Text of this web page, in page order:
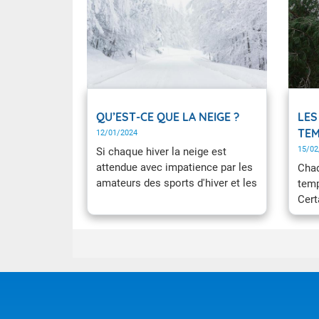
QU’EST-CE QUE LA NEIGE ?
12/01/2024
Si chaque hiver la neige est
attendue avec impatience par les
amateurs des sports d'hiver et les
plutôt redoutée en plaine,
15/